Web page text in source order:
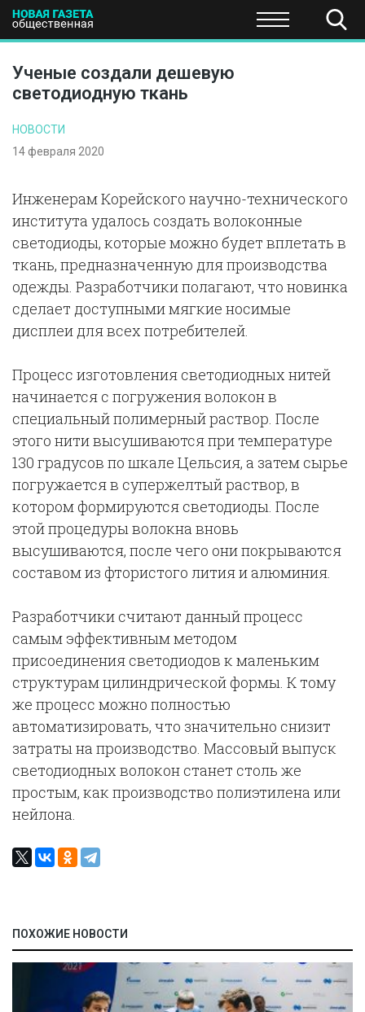
ПОЛИТИКА ЭКОНОМИКА НАУКА И
Ученые создали дешевую
светодиодную ткань
НОВОСТИ
14 февраля 2020
Инженерам Корейского научно-технического
института удалось создать волоконные
светодиоды, которые можно будет вплетать в
ткань, предназначенную для производства
одежды. Разработчики полагают, что новинка
сделает доступными мягкие носимые
дисплеи для всех потребителей.
Процесс изготовления светодиодных нитей
начинается с погружения волокон в
специальный полимерный раствор. После
этого нити высушиваются при температуре
130 градусов по шкале Цельсия, а затем сырье
погружается в супержелтый раствор, в
котором формируются светодиоды. После
этой процедуры волокна вновь
высушиваются, после чего они покрываются
составом из фтористого лития и алюминия.
Разработчики считают данный процесс
самым эффективным методом
присоединения светодиодов к маленьким
структурам цилиндрической формы. К тому
же процесс можно полностью
автоматизировать, что значительно снизит
затраты на производство. Массовый выпуск
светодиодных волокон станет столь же
простым, как производство полиэтилена или
нейлона.
ПОХОЖИЕ НОВОСТИ